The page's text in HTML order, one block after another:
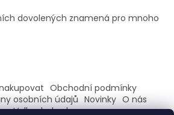
dovolených znamená pro mnoho
Obchodní podmínky
osobních údajů Novinky O nás
Velkoobchod